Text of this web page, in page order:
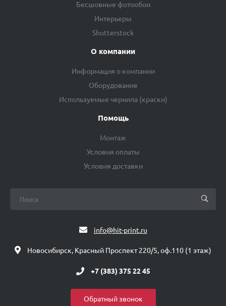
Бесшовные фотообои
Интерьеры
Shutterstock
О компании
Информация о компании
Оборудование
Используемые чернила (краски)
Помощь
Монтаж
Условия оплаты
Условия доставки
info@hit-print.ru
Новосибирск, Красный Проспект 220/5, оф.110 (1 этаж)
+7 (383) 375 22 45
Обратный звонок